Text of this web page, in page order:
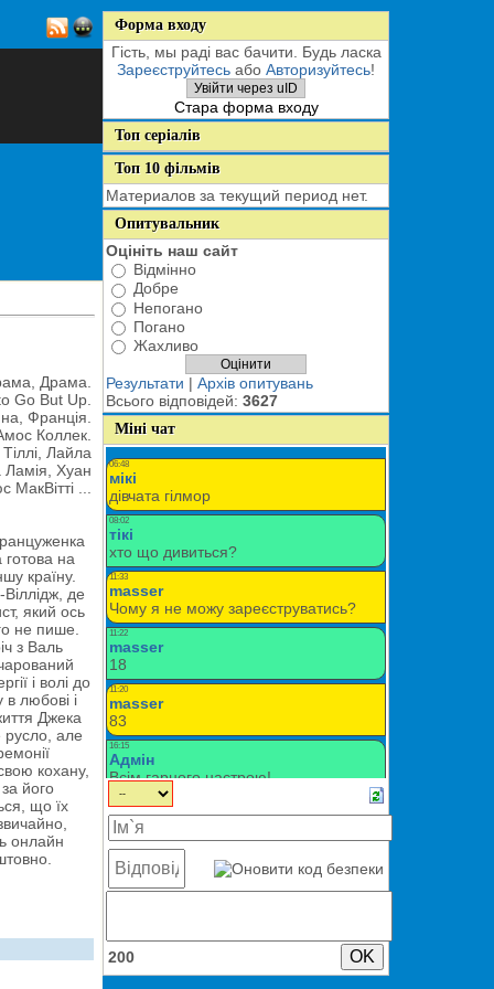
Драма.
Go But Up.
Франція.
Коллек.
Лайла
Ламія, Хуан
...
на
країну.
де
який ось
не пише.
з Валь
і волі до
любові і
Джека
русло, але
кохану,
його
що їх
онлайн
Форма входу
Гість, мы раді вас бачити. Будь ласка
Зареєструйтесь або Авторизуйтесь!
Увійти через uID
Стара форма входу
Топ серіалів
Топ 10 фільмів
Материалов за текущий период нет.
Опитувальник
Оцініть наш сайт
Відмінно
Добре
Непогано
Погано
Жахливо
Результати | Архів опитувань
Всього відповідей: 3627
Міні чат
200